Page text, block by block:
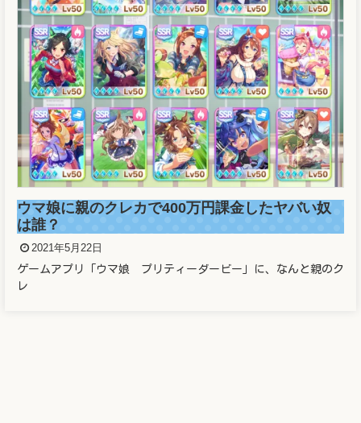
ウマ娘に親のクレカで400万円課金したヤバい奴
は誰？
2021年5月22日
ゲームアプリ「ウマ娘 プリティーダービー」に、なんと親のク
レ